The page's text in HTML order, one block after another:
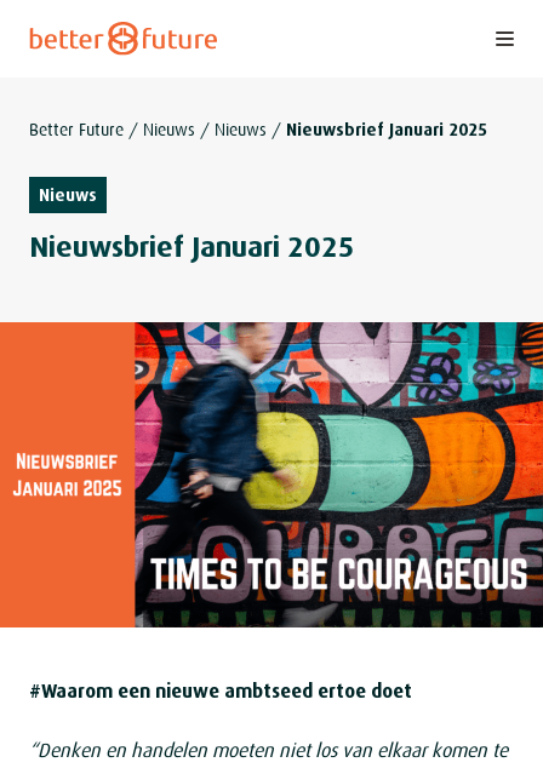
t
Better Future / Nieuws / Nieuws / Nieuwsbrief Januari 2025
Nieuws
Nieuwsbrief Januari 2025
#Waarom een nieuwe ambtseed ertoe doet
“Denken en handelen moeten niet los van elkaar komen te